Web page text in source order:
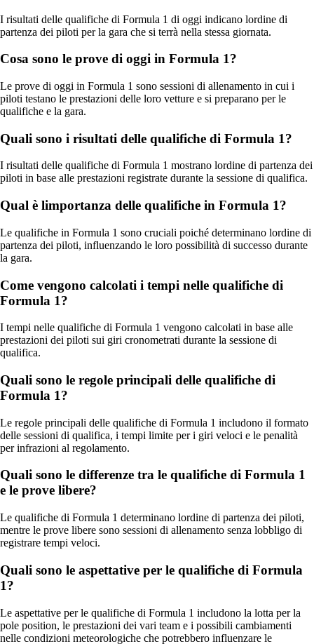
I risultati delle qualifiche di Formula 1 di oggi indicano lordine di
partenza dei piloti per la gara che si terrà nella stessa giornata.
Cosa sono le prove di oggi in Formula 1?
Le prove di oggi in Formula 1 sono sessioni di allenamento in cui i
piloti testano le prestazioni delle loro vetture e si preparano per le
qualifiche e la gara.
Quali sono i risultati delle qualifiche di Formula 1?
I risultati delle qualifiche di Formula 1 mostrano lordine di partenza dei
piloti in base alle prestazioni registrate durante la sessione di qualifica.
Qual è limportanza delle qualifiche in Formula 1?
Le qualifiche in Formula 1 sono cruciali poiché determinano lordine di
partenza dei piloti, influenzando le loro possibilità di successo durante
la gara.
Come vengono calcolati i tempi nelle qualifiche di
Formula 1?
I tempi nelle qualifiche di Formula 1 vengono calcolati in base alle
prestazioni dei piloti sui giri cronometrati durante la sessione di
qualifica.
Quali sono le regole principali delle qualifiche di
Formula 1?
Le regole principali delle qualifiche di Formula 1 includono il formato
delle sessioni di qualifica, i tempi limite per i giri veloci e le penalità
per infrazioni al regolamento.
Quali sono le differenze tra le qualifiche di Formula 1
e le prove libere?
Le qualifiche di Formula 1 determinano lordine di partenza dei piloti,
mentre le prove libere sono sessioni di allenamento senza lobbligo di
registrare tempi veloci.
Quali sono le aspettative per le qualifiche di Formula
1?
Le aspettative per le qualifiche di Formula 1 includono la lotta per la
pole position, le prestazioni dei vari team e i possibili cambiamenti
nelle condizioni meteorologiche che potrebbero influenzare le